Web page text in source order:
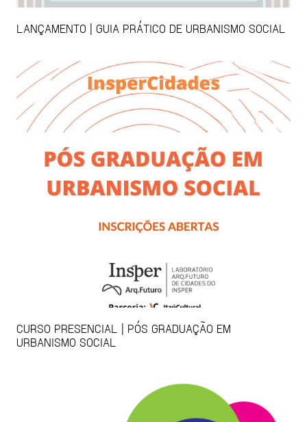
LANÇAMENTO | GUIA PRÁTICO DE URBANISMO SOCIAL
CURSO PRESENCIAL | PÓS GRADUAÇÃO EM
URBANISMO SOCIAL